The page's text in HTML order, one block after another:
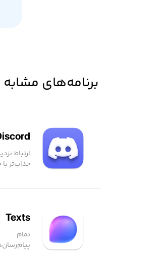
برنامه‌های مشابه
ارتباط
جذاب‌تر
Texts
تمام